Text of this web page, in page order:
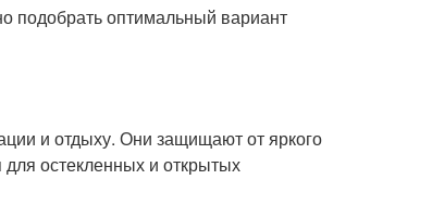
подобрать оптимальный вариант
и отдыху. Они защищают от яркого
остекленных и открытых